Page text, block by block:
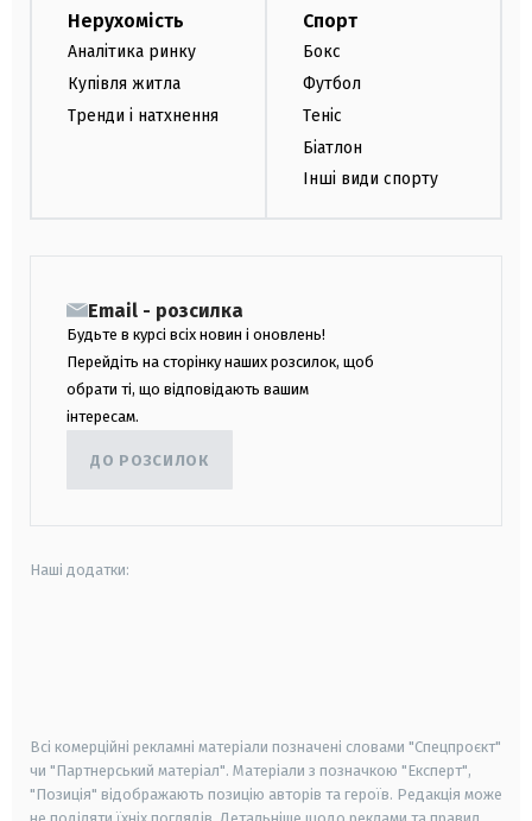
Нерухомість
Аналітика ринку
Купівля житла
Тренди і натхнення
Спорт
Бокс
Футбол
Теніс
Біатлон
Інші види спорту
Email - розсилка
Будьте в курсі всіх новин і оновлень!
Перейдіть на сторінку наших розсилок, щоб
обрати ті, що відповідають вашим
інтересам.
ДО РОЗСИЛОК
Наші додатки:
Всі комерційні рекламні матеріали позначені словами "Спецпроєкт"
чи "Партнерський матеріал". Матеріали з позначкою "Експерт",
"Позиція" відображають позицію авторів та героїв. Редакція може